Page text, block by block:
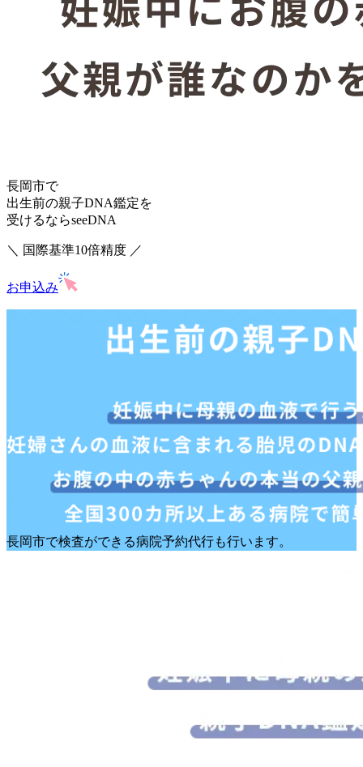
長岡市で
出生前の親子DNA鑑定を
受けるならseeDNA
＼ 国際基準10倍精度 ／
お申込み
長岡市で検査ができる病院予約代行も行います。